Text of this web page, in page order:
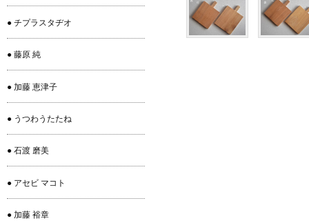
● チプラスタヂオ
● 藤原 純
● 加藤 恵津子
● うつわうたたね
● 石渡 磨美
● アセビ マコト
● 加藤 裕章